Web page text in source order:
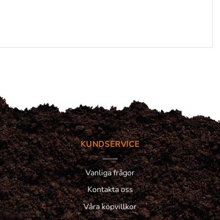
KUNDSERVICE
Vanliga frågor
Kontakta oss
Våra köpvillkor